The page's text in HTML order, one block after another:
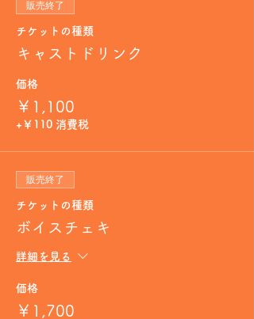
販売終了
チケットの種類
キャストドリンク
価格
￥1,100
+￥110 消費税
販売終了
チケットの種類
ボイスチェキ
詳細を見る
価格
￥1,700